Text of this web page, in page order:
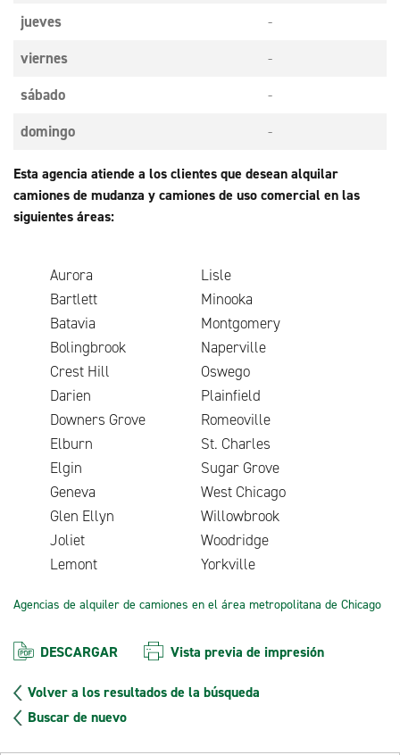
jueves
-
viernes
-
sábado
-
domingo
-
Esta agencia atiende a los clientes que desean alquilar
camiones de mudanza y camiones de uso comercial en las
siguientes áreas:
Aurora
Lisle
Bartlett
Minooka
Batavia
Montgomery
Bolingbrook
Naperville
Crest Hill
Oswego
Darien
Plainfield
Downers Grove
Romeoville
Elburn
St. Charles
Elgin
Sugar Grove
Geneva
West Chicago
Glen Ellyn
Willowbrook
Joliet
Woodridge
Lemont
Yorkville
Agencias de alquiler de camiones en el área metropolitana de Chicago
DESCARGAR Vista previa de impresión
Volver a los resultados de la búsqueda
Buscar de nuevo